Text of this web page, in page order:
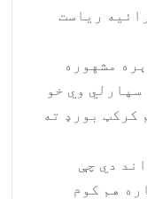
ریاست
مشهوره
وي خو
کرکټ بورډ ته
دي چې
هم کوم